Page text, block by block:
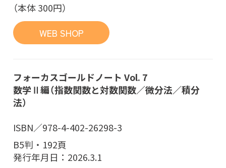
（本体 300円）
WEB SHOP
フォーカスゴールドノート Vol. 7
数学Ⅱ編（指数関数と対数関数／微分法／積分
法）
ISBN／978-4-402-26298-3
B5判・192頁
発行年月日：2026.3.1